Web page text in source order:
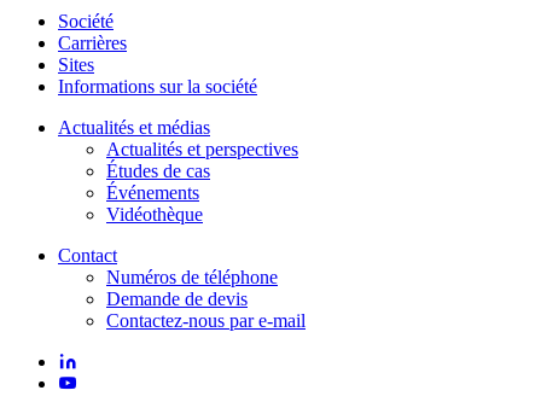
Société
Carrières
Sites
Informations sur la société
Actualités et médias
Actualités et perspectives
Études de cas
Événements
Vidéothèque
Contact
Numéros de téléphone
Demande de devis
Contactez-nous par e-mail